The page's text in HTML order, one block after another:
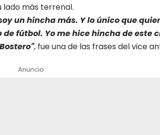
lado más terrenal.
un hincha más. Y lo único que
fútbol. Yo me hice hincha de este
, fue una de las frases del vice
Anuncio